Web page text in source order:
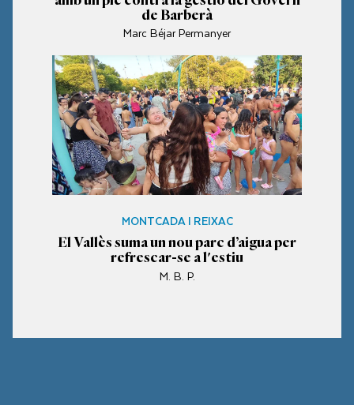
de Barberà
Marc Béjar Permanyer
MONTCADA I REIXAC
El Vallès suma un nou parc d’aigua per
refrescar-se a l'estiu
M. B. P.